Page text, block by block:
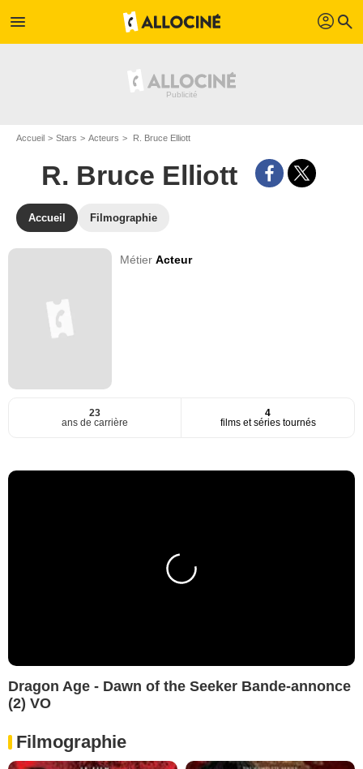
menu profil search
Accueil Stars Acteurs R. Bruce Elliott
R. Bruce Elliott
Accueil Filmographie
MétierActeur
23
ans de carrière
4
films et séries tournés
Dragon Age - Dawn of the Seeker Bande-annonce
(2) VO
Filmographie